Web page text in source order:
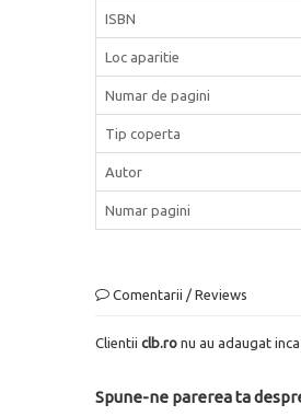
ISBN
Loc aparitie
Numar de pagini
Tip coperta
Autor
Numar pagini
Comentarii / Reviews
Clientii clb.ro nu au adaugat
Spune-ne parerea ta